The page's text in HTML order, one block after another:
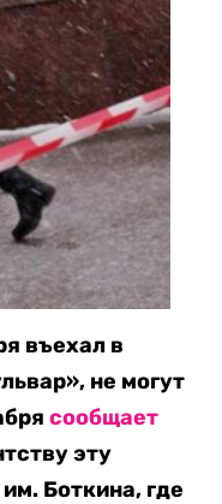
въехал в
не могут
сообщает
эту
Боткина, где